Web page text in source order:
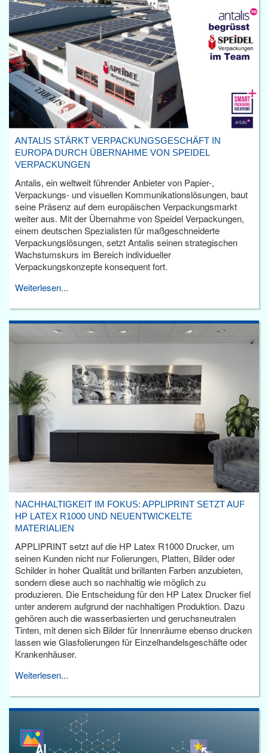
ANTALIS STÄRKT VERPACKUNGSGESCHÄFT IN
EUROPA DURCH ÜBERNAHME VON SPEIDEL
VERPACKUNGEN
Antalis, ein weltweit führender Anbieter von Papier-,
Verpackungs- und visuellen Kommunikationslösungen, baut
seine Präsenz auf dem europäischen Verpackungsmarkt
weiter aus. Mit der Übernahme von Speidel Verpackungen,
einem deutschen Spezialisten für maßgeschneiderte
Verpackungslösungen, setzt Antalis seinen strategischen
Wachstumskurs im Bereich individueller
Verpackungskonzepte konsequent fort.
Weiterlesen...
NACHHALTIGKEIT IM FOKUS: APPLIPRINT SETZT AUF
HP LATEX R1000 UND NEUENTWICKELTE
MATERIALIEN
APPLIPRINT setzt auf die HP Latex R1000 Drucker, um
seinen Kunden nicht nur Folierungen, Platten, Bilder oder
Schilder in hoher Qualität und brillanten Farben anzubieten,
sondern diese auch so nachhaltig wie möglich zu
produzieren. Die Entscheidung für den HP Latex Drucker fiel
unter anderem aufgrund der nachhaltigen Produktion. Dazu
gehören auch die wasserbasierten und geruchsneutralen
Tinten, mit denen sich Bilder für Innenräume ebenso drucken
lassen wie Glasfolierungen für Einzelhandelsgeschäfte oder
Krankenhäuser.
Weiterlesen...